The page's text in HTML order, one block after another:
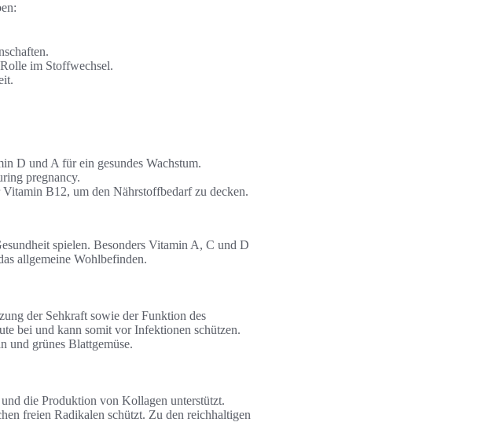
im Stoffwechsel.
D und A für ein gesundes Wachstum.
pregnancy.
B12, um den Nährstoffbedarf zu decken.
spielen. Besonders Vitamin A, C und D
allgemeine Wohlbefinden.
der Sehkraft sowie der Funktion des
bei und kann somit vor Infektionen schützen.
und grünes Blattgemüse.
die Produktion von Kollagen unterstützt.
freien Radikalen schützt. Zu den reichhaltigen